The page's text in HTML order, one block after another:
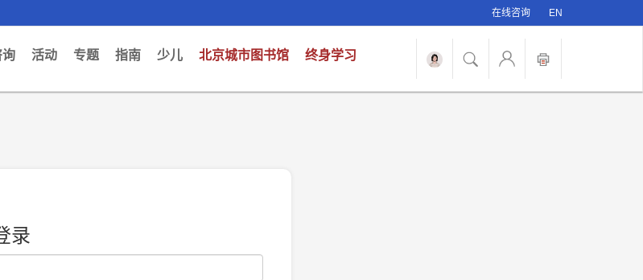
在线咨询 EN
询 活动 专题 指南 少儿 北京城市图书馆 终身学习
录